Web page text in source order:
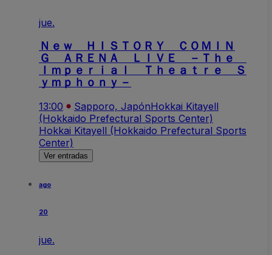
jue.
Ｎｅｗ ＨＩＳＴＯＲＹ ＣＯＭＩＮ
Ｇ ＡＲＥＮＡ ＬＩＶＥ －Ｔｈｅ
Ｉｍｐｅｒｉａｌ Ｔｈｅａｔｒｅ Ｓ
ｙｍｐｈｏｎｙ－
13:00 Sapporo, JapónHokkai Kitayell
(Hokkaido Prefectural Sports Center)
Hokkai Kitayell (Hokkaido Prefectural Sports
Center)
Ver entradas
ago
20
jue.